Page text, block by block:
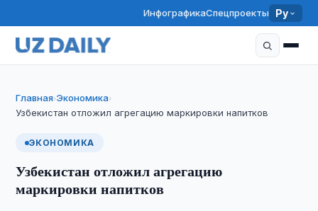
ИнфографикаСпецпроекты Ру
Главная›Экономика›
Узбекистан отложил агрегацию маркировки напитков
ЭКОНОМИКА
Узбекистан отложил агрегацию
маркировки напитков